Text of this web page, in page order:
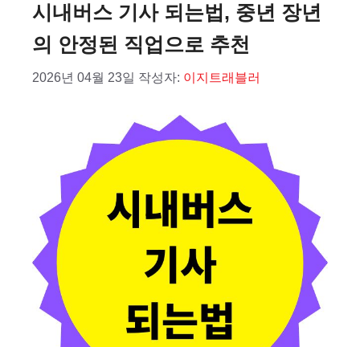
시내버스 기사 되는법, 중년 장년
의 안정된 직업으로 추천
2026년 04월 23일 작성자: 이지트래블러